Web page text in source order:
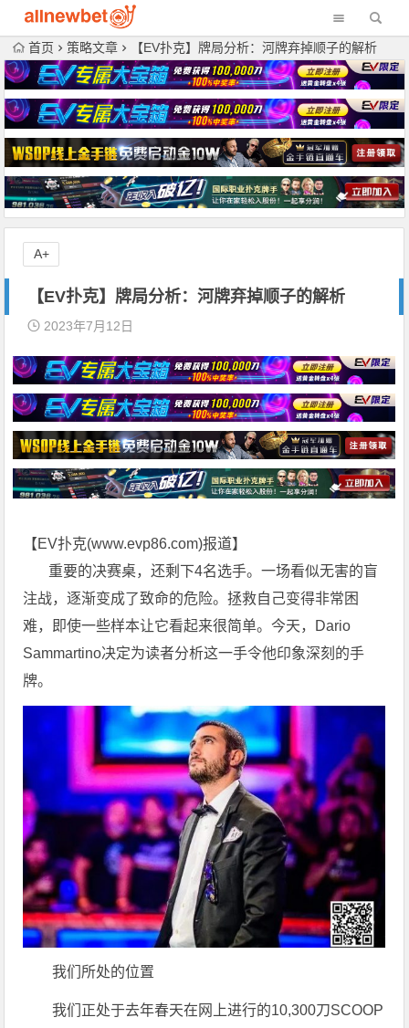
首页 策略文章 【EV扑克】牌局分析：河牌弃掉顺子的解析
【EV扑克】牌局分析：河牌弃掉顺子的解析
2023年7月12日
【EV扑克(www.evp86.com)报道】
重要的决赛桌，还剩下4名选手。一场看似无害的盲
注战，逐渐变成了致命的危险。拯救自己变得非常困
难，即使一些样本让它看起来很简单。今天，Dario
Sammartino决定为读者分析这一手令他印象深刻的手
牌。
我们所处的位置
我们正处于去年春天在网上进行的10,300刀SCOOP
A+